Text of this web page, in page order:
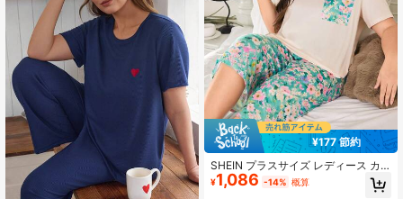
¥177 節約
SHEIN プラスサイズ レディース カ
ジュアル フローラル柄 半袖トップ &
七分丈パンツ パジャマセット 夏 ア
¥1,086 -14% 概算